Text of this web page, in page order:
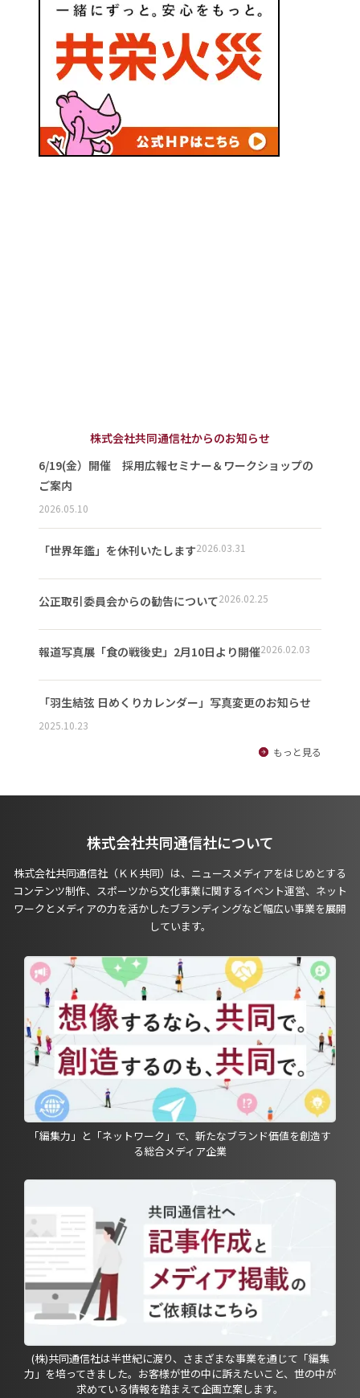
株式会社共同通信社からのお知らせ
6/19(金）開催 採用広報セミナー＆ワークショップの
ご案内
2026.05.10
「世界年鑑」を休刊いたします2026.03.31
公正取引委員会からの勧告について2026.02.25
報道写真展「食の戦後史」2月10日より開催2026.02.03
「羽生結弦 日めくりカレンダー」写真変更のお知らせ
2025.10.23
もっと見る
株式会社共同通信社について
株式会社共同通信社（ＫＫ共同）は、ニュースメディアをはじめとする
コンテンツ制作、スポーツから文化事業に関するイベント運営、ネット
ワークとメディアの力を活かしたブランディングなど幅広い事業を展開
しています。
「編集力」と「ネットワーク」で、新たなブランド価値を創造す
る総合メディア企業
(株)共同通信社は半世紀に渡り、さまざまな事業を通じて「編集
力」を培ってきました。お客様が世の中に訴えたいこと、世の中が
求めている情報を踏まえて企画立案します。